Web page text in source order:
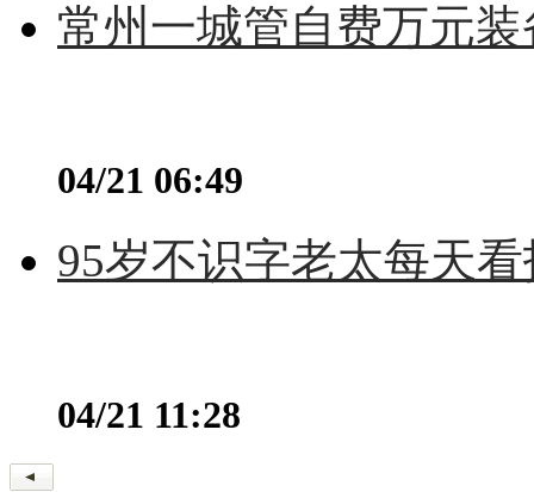
常州一城管自费万元
04/21 06:49
95岁不识字老太每天
04/21 11:28